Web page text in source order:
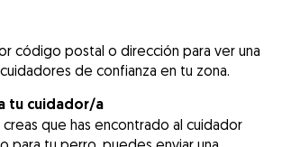
código postal o dirección para ver una
de confianza en tu zona.
tu cuidador/a
creas que has encontrado al cuidador